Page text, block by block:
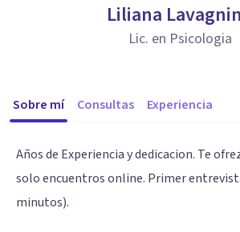
Liliana
Lic. en Psicologia
Sobre mí Consultas Experiencia
Años de Experiencia y dedicacion. Te
solo encuentros online. Primer
minutos).